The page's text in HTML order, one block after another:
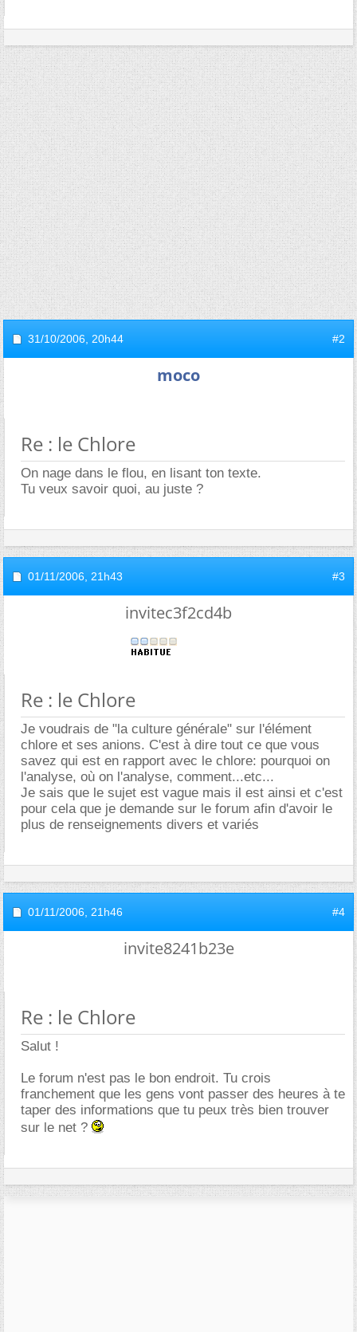
31/10/2006, 20h44 #2
moco
Re : le Chlore
On nage dans le flou, en lisant ton texte.
Tu veux savoir quoi, au juste ?
01/11/2006, 21h43 #3
invitec3f2cd4b
Re : le Chlore
Je voudrais de "la culture générale" sur l'élément
chlore et ses anions. C'est à dire tout ce que vous
savez qui est en rapport avec le chlore: pourquoi on
l'analyse, où on l'analyse, comment...etc...
Je sais que le sujet est vague mais il est ainsi et c'est
pour cela que je demande sur le forum afin d'avoir le
plus de renseignements divers et variés
01/11/2006, 21h46 #4
invite8241b23e
Re : le Chlore
Salut !
Le forum n'est pas le bon endroit. Tu crois
franchement que les gens vont passer des heures à te
taper des informations que tu peux très bien trouver
sur le net ?